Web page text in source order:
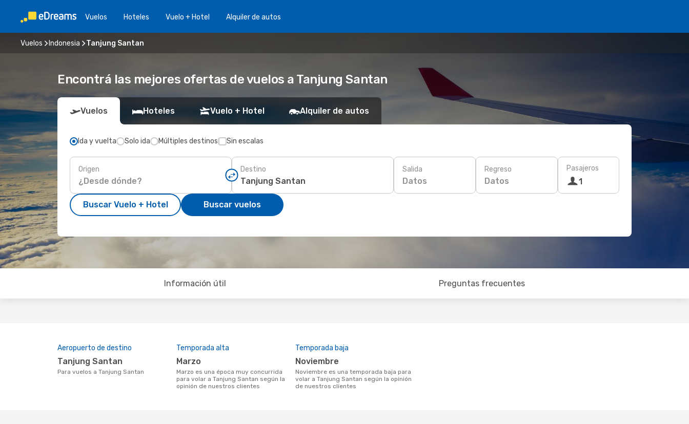
Vuelos Hoteles Vuelo + Hotel Alquiler de autos
Vuelos Indonesia Tanjung Santan
Encontrá las mejores ofertas de vuelos a Tanjung Santan
Vuelos Hoteles Vuelo + Hotel Alquiler de autos
Ida y vuelta Solo ida Múltiples destinos Sin escalas
Origen Destino Salida
Datos
Regreso
Datos
Pasajeros
1
Buscar Vuelo + Hotel Buscar vuelos
Información útil Preguntas frecuentes
Aeropuerto de destino
Tanjung Santan
Para vuelos a Tanjung Santan
Temporada alta
marzo
marzo es una época muy concurrida
para volar a Tanjung Santan según la
opinión de nuestros clientes
Temporada baja
noviembre
noviembre es una temporada baja para
volar a Tanjung Santan según la opinión
de nuestros clientes